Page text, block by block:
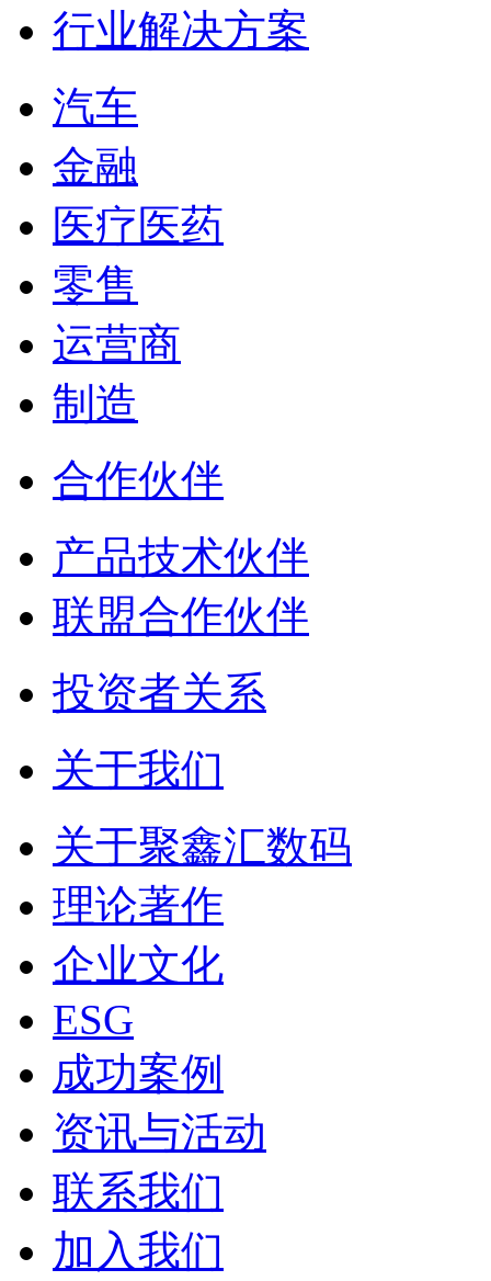
行业解决方案
汽车
金融
医疗医药
零售
运营商
制造
合作伙伴
产品技术伙伴
联盟合作伙伴
投资者关系
关于我们
关于聚鑫汇数码
理论著作
企业文化
ESG
成功案例
资讯与活动
联系我们
加入我们